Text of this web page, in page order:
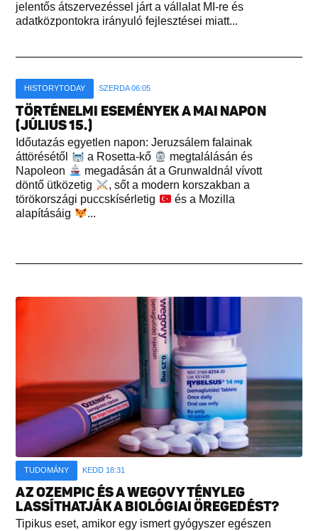
jelentős átszervezéssel járt a vállalat MI-re és
adatközpontokra irányuló fejlesztései miatt...
HISTORYTODAY SZERDA 06:05
TÖRTÉNELMI ESEMÉNYEK A MAI NAPON
(JÚLIUS 15.)
Időutazás egyetlen napon: Jeruzsálem falainak
áttörésétől
a Rosetta-kő
megtalálásán és
Napoleon
megadásán át a Grunwaldnál vívott
döntő ütközetig
, sőt a modern korszakban a
törökországi puccskísérletig
és a Mozilla
alapításáig
...
TUDOMÁNY KEDD 18:31
AZ OZEMPIC ÉS A WEGOVY TÉNYLEG
LASSÍTHATJÁK A BIOLÓGIAI ÖREGEDÉST?
Tipikus eset, amikor egy ismert gyógyszer egészen